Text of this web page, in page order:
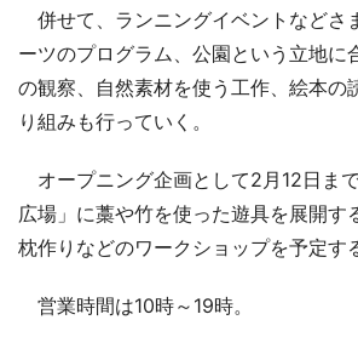
併せて、ランニングイベントなどさ
ーツのプログラム、公園という立地に
の観察、自然素材を使う工作、絵本の
り組みも行っていく。
オープニング企画として2月12日ま
広場」に藁や竹を使った遊具を展開す
枕作りなどのワークショップを予定す
営業時間は10時～19時。